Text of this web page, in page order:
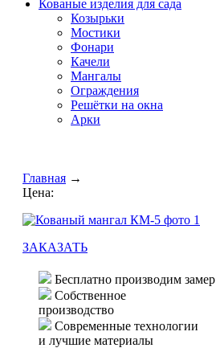
Кованые изделия для сада
Козырьки
Мостики
Фонари
Качели
Мангалы
Ограждения
Решётки на окна
Арки
Главная →
Цена:
ЗАКАЗАТЬ
Бесплатно производим замер
Собственное
производство
Современные технологии
и лучшие материалы